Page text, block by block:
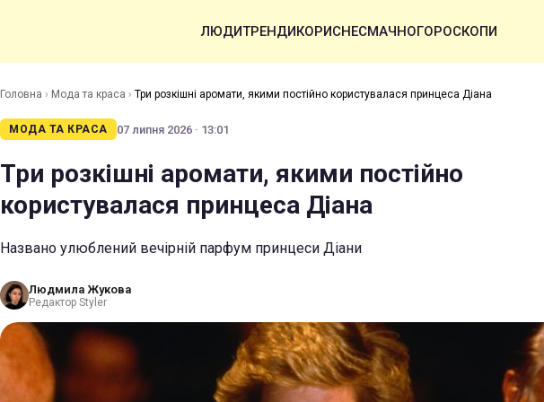
ЛЮДИТРЕНДИКОРИСНЕСМАЧНОГОРОСКОПИ
Головна › Мода та краса › Три розкішні аромати, якими постійно користувалася принцеса Діана
МОДА ТА КРАСА 07 липня 2026 · 13:01
Три розкішні аромати, якими постійно
користувалася принцеса Діана
Названо улюблений вечірній парфум принцеси Діани
Людмила Жукова
Редактор Styler